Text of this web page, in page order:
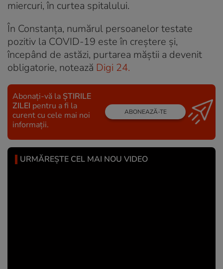
miercuri, în curtea spitalului.
În Constanța, numărul persoanelor testate
pozitiv la COVID-19 este în creștere și,
începând de astăzi, purtarea măștii a devenit
obligatorie, notează Digi 24.
Abonați-vă la ȘTIRILE
ZILEI pentru a fi la
curent cu cele mai noi
informații.
ABONEAZĂ-TE
URMĂREȘTE CEL MAI NOU VIDEO